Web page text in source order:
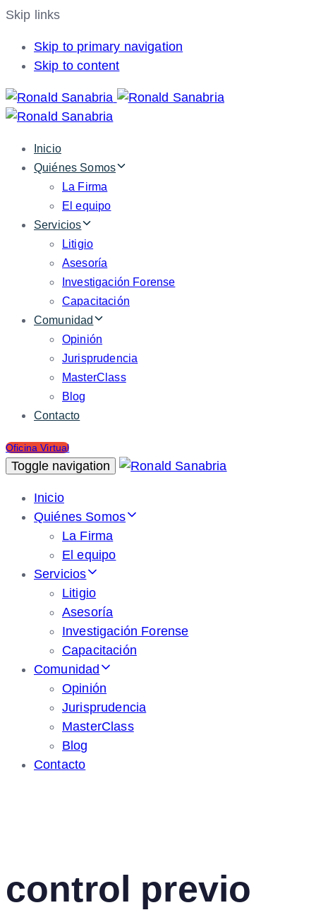
Skip links
Skip to primary navigation
Skip to content
Inicio
Quiénes Somos
La Firma
El equipo
Servicios
Litigio
Asesoría
Investigación Forense
Capacitación
Comunidad
Opinión
Jurisprudencia
MasterClass
Blog
Contacto
Oficina Virtual
Toggle navigation
Inicio
Quiénes Somos
La Firma
El equipo
Servicios
Litigio
Asesoría
Investigación Forense
Capacitación
Comunidad
Opinión
Jurisprudencia
MasterClass
Blog
Contacto
control previo